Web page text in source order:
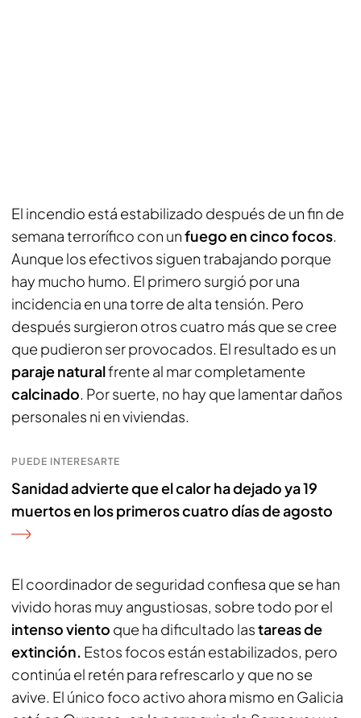
El incendio está estabilizado después de un fin de
semana terrorífico con unfuego en cinco focos.
Aunque los efectivos siguen trabajando porque
hay mucho humo. El primero surgió por una
incidencia en una torre de alta tensión. Pero
después surgieron otros cuatro más que se cree
que pudieron ser provocados. El resultado es un
paraje naturalfrente al mar completamente
calcinado. Por suerte, no hay que lamentar daños
personales ni en viviendas.
PUEDE INTERESARTE
Sanidad advierte que el calor ha dejado ya 19
muertos en los primeros cuatro días de agosto
El coordinador de seguridad confiesa que se han
vivido horas muy angustiosas, sobre todo por el
intenso viento que ha dificultado lastareas de
extinción. Estos focos están estabilizados, pero
continúa el retén para refrescarlo y que no se
avive. El único foco activo ahora mismo en Galicia